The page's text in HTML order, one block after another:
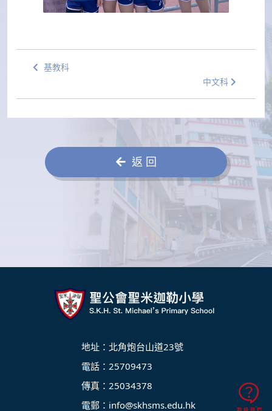
基教科
中文科
返 回
地址：北角炮台山道23號
電話：25709473
傳真：25034378
電郵： info@skhsms.edu.hk